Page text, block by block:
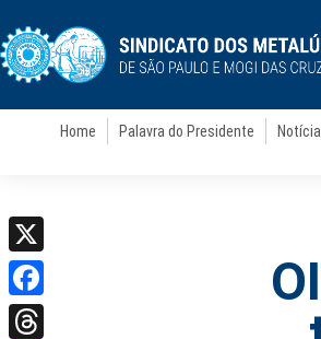
Home Palavra do Presidente
X
Facebook